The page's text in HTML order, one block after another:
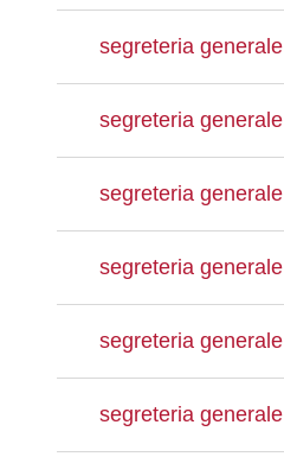
segreteria generale
segreteria generale
segreteria generale
segreteria generale
segreteria generale
segreteria generale